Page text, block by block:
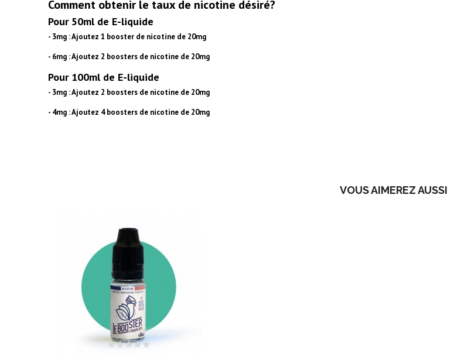
Comment obtenir le taux de nicotine désiré?
Pour 50ml de E-liquide
- 3mg : Ajoutez 1 booster de nicotine de 20mg
- 6mg : Ajoutez 2 boosters de nicotine de 20mg
Pour 100ml de E-liquide
- 3mg : Ajoutez 2 boosters de nicotine de 20mg
- 4mg : Ajoutez 4 boosters de nicotine de 20mg
VOUS AIMEREZ AUSSI